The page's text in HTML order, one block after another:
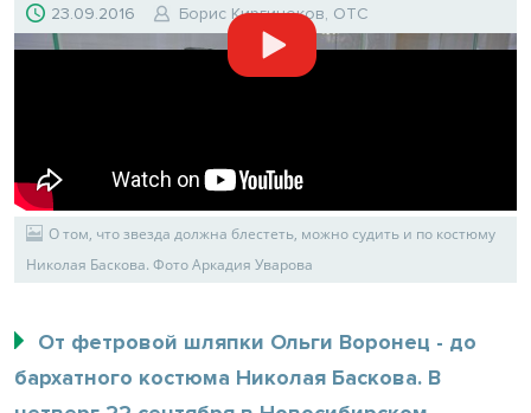
23.09.2016 Борис Киргинеков, ОТС
О том, что звезда должна блестеть, можно судить и по костюму
Николая Баскова. Фото Аркадия Уварова
От фетровой шляпки Ольги Воронец - до
бархатного костюма Николая Баскова. В